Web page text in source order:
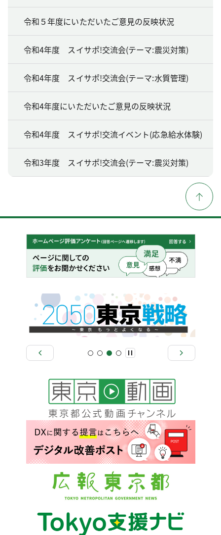
令和５年度にいただいたご意見の反映状況
令和4年度 スイサポ!交流会(テーマ:震災対策)
令和4年度 スイサポ!交流会(テーマ:水質管理)
令和4年度にいただいたご意見の反映状況
令和4年度 スイサポ!交流イベント(応急給水体験)
令和3年度 スイサポ!交流会(テーマ:震災対策)